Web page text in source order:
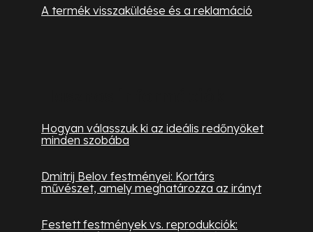
A termék visszaküldése és a reklamáció
Hogyan válasszuk ki az ideális redőnyöket
minden szobába
Dmitrij Belov festményei: Kortárs
művészet, amely meghatározza az irányt
Festett festmények vs. reprodukciók: